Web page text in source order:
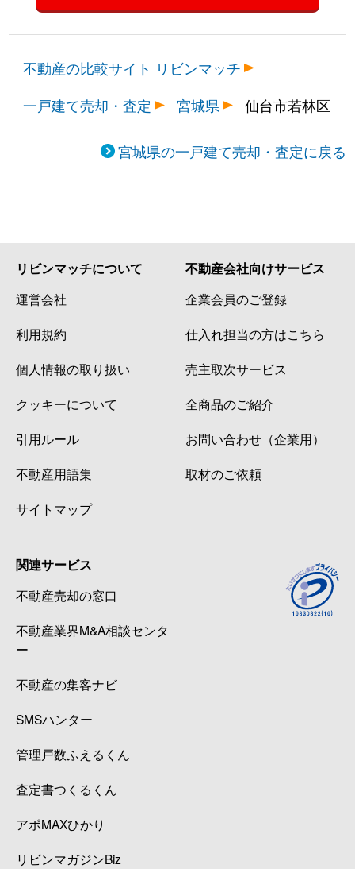
不動産の比較サイト リビンマッチ
一戸建て売却・査定
宮城県 仙台市若林区
宮城県の一戸建て売却・査定に戻る
リビンマッチについて
運営会社
利用規約
個人情報の取り扱い
クッキーについて
引用ルール
不動産用語集
サイトマップ
不動産会社向けサービス
企業会員のご登録
仕入れ担当の方はこちら
売主取次サービス
全商品のご紹介
お問い合わせ（企業用）
取材のご依頼
関連サービス
不動産売却の窓口
不動産業界M&A相談センタ
ー
不動産の集客ナビ
SMSハンター
管理戸数ふえるくん
査定書つくるくん
アポMAXひかり
リビンマガジンBiz